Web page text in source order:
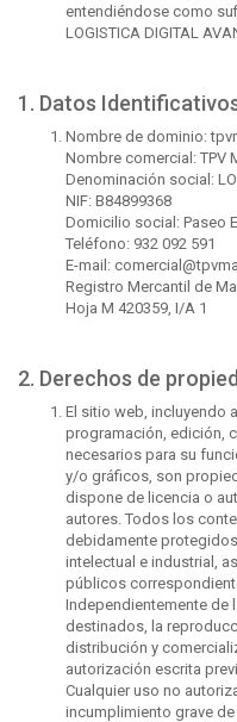
entendiéndose como
LOGISTICA DIGITAL
1. Datos
Nombre de dominio:
Nombre comercial: TPV
Denominación social:
NIF: B84899368
Domicilio social: Paseo
Teléfono: 932 092 591
E-mail:
Registro Mercantil de
Hoja M 420359, I/A 1
2. Derechos de
El sitio web, incluyendo
programación, edición,
necesarios para su
y/o gráficos, son
dispone de licencia o
autores. Todos los
debidamente
intelectual e industrial,
públicos
Independientemente de
destinados, la
distribución y
autorización escrita
Cualquier uso no
incumplimiento grave